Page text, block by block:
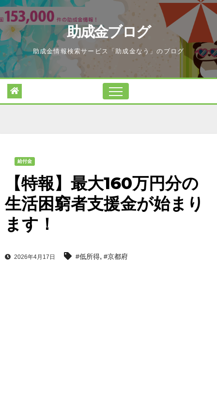
Skip
to
content
助成金ブログ
助成金情報検索サービス「助成金なう」のブログ
給付金
【特報】最大160万円分の
生活困窮者支援金が始まり
ます！
2026年4月17日 #低所得, #京都府